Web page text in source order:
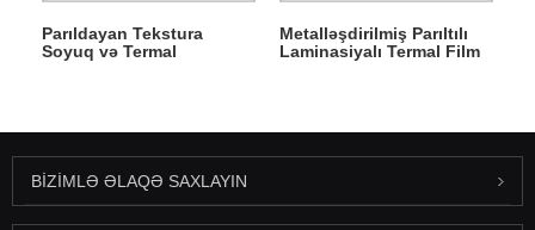
Parıldayan Tekstura
Soyuq və Termal
Metalləşdirilmiş Parıltılı
Laminasiyalı Termal Film
BIZIMLƏ ƏLAQƏ SAXLAYIN